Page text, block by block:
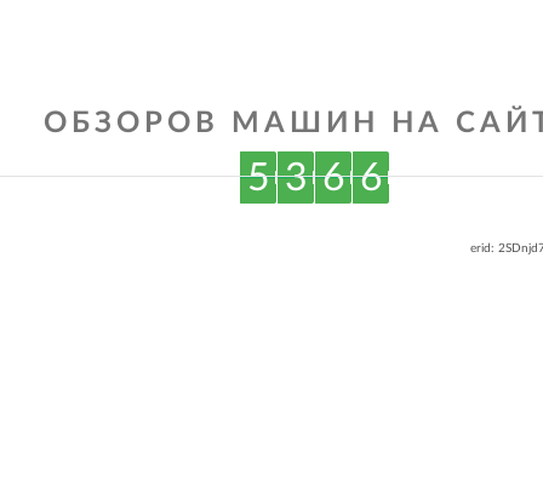
ОБЗОРОВ МАШИН НА
5 3 6 6
erid: